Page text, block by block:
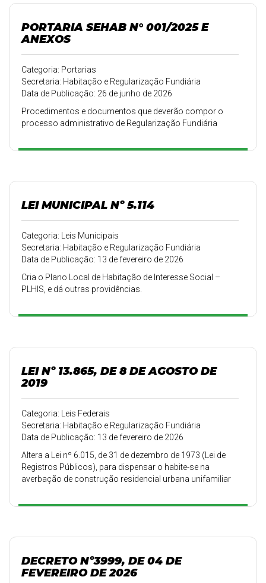
PORTARIA SEHAB N° 001/2025 E
ANEXOS
Categoria: Portarias
Secretaria: Habitação e Regularização Fundiária
Data de Publicação: 26 de junho de 2026
Procedimentos e documentos que deverão compor o
processo administrativo de Regularização Fundiária
LEI MUNICIPAL Nº 5.114
Categoria: Leis Municipais
Secretaria: Habitação e Regularização Fundiária
Data de Publicação: 13 de fevereiro de 2026
Cria o Plano Local de Habitação de Interesse Social –
PLHIS, e dá outras providências.
LEI Nº 13.865, DE 8 DE AGOSTO DE
2019
Categoria: Leis Federais
Secretaria: Habitação e Regularização Fundiária
Data de Publicação: 13 de fevereiro de 2026
Altera a Lei nº 6.015, de 31 de dezembro de 1973 (Lei de
Registros Públicos), para dispensar o habite-se na
averbação de construção residencial urbana unifamiliar
em área ocupada predominantemente por população de
DECRETO Nº3999, DE 04 DE
FEVEREIRO DE 2026